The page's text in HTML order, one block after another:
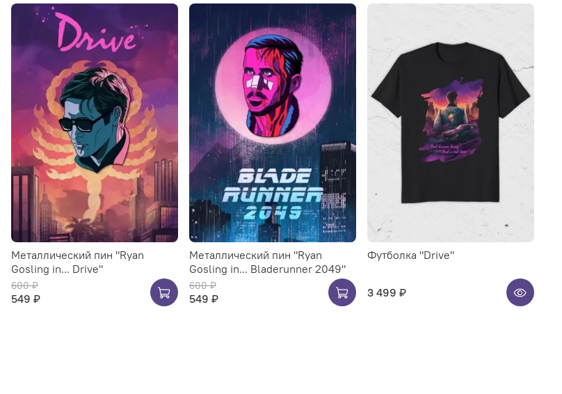
Металлический пин "Ryan
Gosling in... Drive"
600 ₽
549 ₽
Металлический пин "Ryan
Gosling in... Bladerunner 2049"
600 ₽
549 ₽
Футболка "Drive"
3 499 ₽